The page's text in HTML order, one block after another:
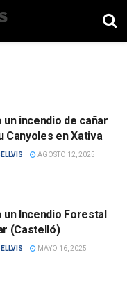
un incendio de cañar
Canyoles en Xativa
AGOSTO 12, 2025
un Incendio Forestal
(Castelló)
MAYO 16, 2025